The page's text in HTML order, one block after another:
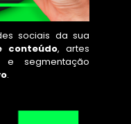
sociais da sua
conteúdo, artes
e segmentação
.